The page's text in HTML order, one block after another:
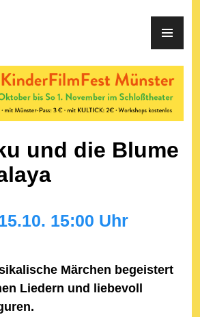
und die Blume
15:00 Uhr
Märchen begeistert
Liedern und liebevoll